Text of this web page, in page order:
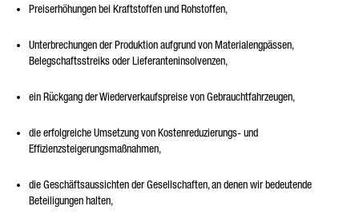
Preiserhöhungen bei Kraftstoffen und Rohstoffen,
Unterbrechungen der Produktion aufgrund von Materialengpässen,
Belegschaftsstreiks oder Lieferanteninsolvenzen,
ein Rückgang der Wiederverkaufspreise von Gebrauchtfahrzeugen,
die erfolgreiche Umsetzung von Kostenreduzierungs- und
Effizienzsteigerungsmaßnahmen,
die Geschäftsaussichten der Gesellschaften, an denen wir bedeutende
Beteiligungen halten,